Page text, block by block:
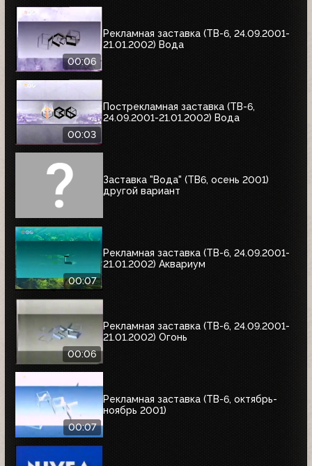
00:06
Рекламная заставка (ТВ-6, 24.09.2001-
21.01.2002) Вода
00:03
Пострекламная заставка (ТВ-6,
24.09.2001-21.01.2002) Вода
Заставка "Вода" (ТВ6, осень 2001)
другой вариант
00:07
Рекламная заставка (ТВ-6, 24.09.2001-
21.01.2002) Аквариум
00:06
Рекламная заставка (ТВ-6, 24.09.2001-
21.01.2002) Огонь
00:07
Рекламная заставка (ТВ-6, октябрь-
ноябрь 2001)